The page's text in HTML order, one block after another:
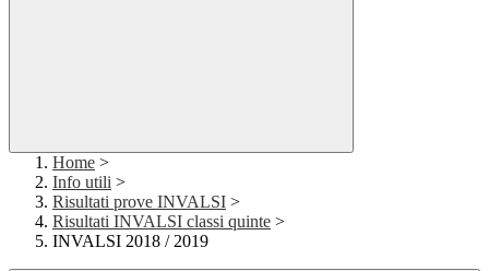
Home >
Info utili >
Risultati prove INVALSI >
Risultati INVALSI classi quinte >
INVALSI 2018 / 2019